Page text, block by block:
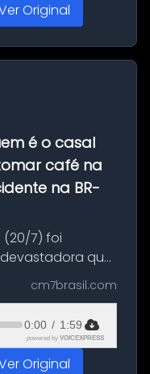
Original
é o casal
café na
na BR-
(20/7) foi
que
dois jovens na
Um passeio
cm7brasil.com
0:00 / 1:59
powered by VOICEXPRESS
Original